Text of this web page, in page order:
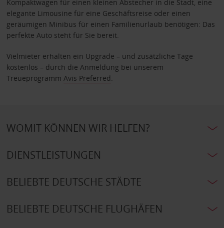
Kompaktwagen für einen kleinen Abstecher in die Stadt, eine
elegante Limousine für eine Geschäftsreise oder einen
geräumigen Minibus für einen Familienurlaub benötigen: Das
perfekte Auto steht für Sie bereit.
Vielmieter erhalten ein Upgrade – und zusätzliche Tage
kostenlos – durch die Anmeldung bei unserem
Treueprogramm Avis Preferred
WOMIT KÖNNEN WIR HELFEN?
DIENSTLEISTUNGEN
BELIEBTE DEUTSCHE STÄDTE
BELIEBTE DEUTSCHE FLUGHÄFEN